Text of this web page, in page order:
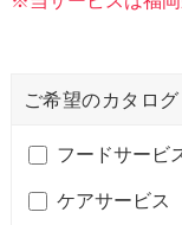
ご希望のカタログ
フードサービ
ケアサービス